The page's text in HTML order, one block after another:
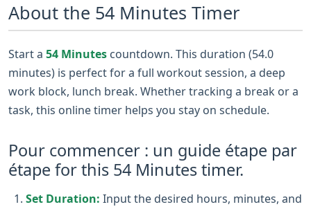
About the 54 Minutes Timer
Start a 54 Minutes countdown. This duration (54.0
minutes) is perfect for a full workout session, a deep
work block, lunch break. Whether tracking a break or a
task, this online timer helps you stay on schedule.
Pour commencer : un guide étape par
étape for this 54 Minutes timer.
Set Duration: Input the desired hours, minutes, and